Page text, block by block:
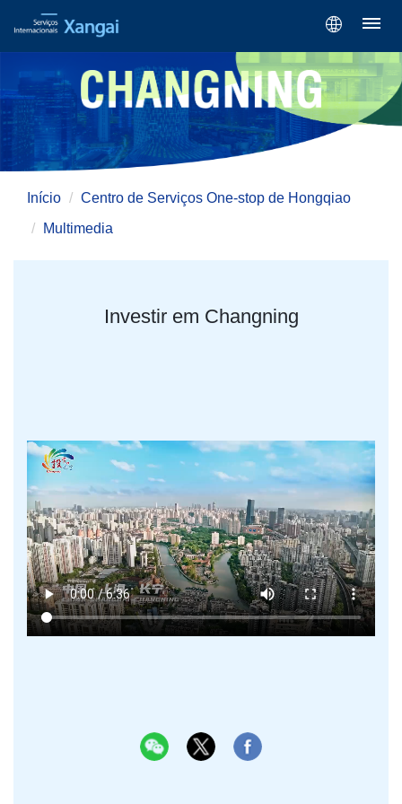
Início
Centro de Serviços One-stop de Hongqiao
Multimedia
Investir em Changning